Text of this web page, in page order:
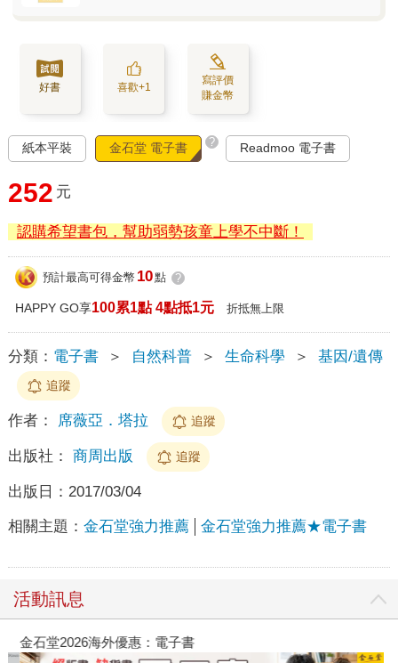
好書 喜歡+1
寫評價
賺金幣
紙本平裝 金石堂 電子書 ? Readmoo 電子書
252 元
認購希望書包，幫助弱勢孩童上學不中斷！
預計最高可得金幣 10點 ?
HAPPY GO享100累1點 4點抵1元 折抵無上限
分類： 電子書 ＞ 自然科普 ＞ 生命科學 ＞ 基因/遺傳
追蹤
作者： 席薇亞．塔拉 追蹤
出版社： 商周出版 追蹤
出版日： 2017/03/04
相關主題： 金石堂強力推薦 金石堂強力推薦★電子書
活動訊息
金石堂2026海外優惠：電子書